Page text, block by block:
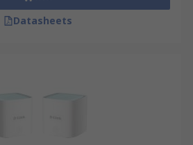
ม้เพียงไม่กี่นาทีอาจส่งผลให้
Datasheets